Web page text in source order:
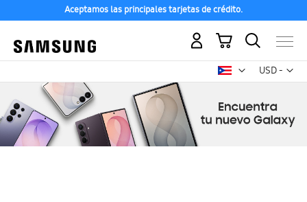
Aceptamos las principales tarjetas de crédito.
USD -
dólar
Mi carrito